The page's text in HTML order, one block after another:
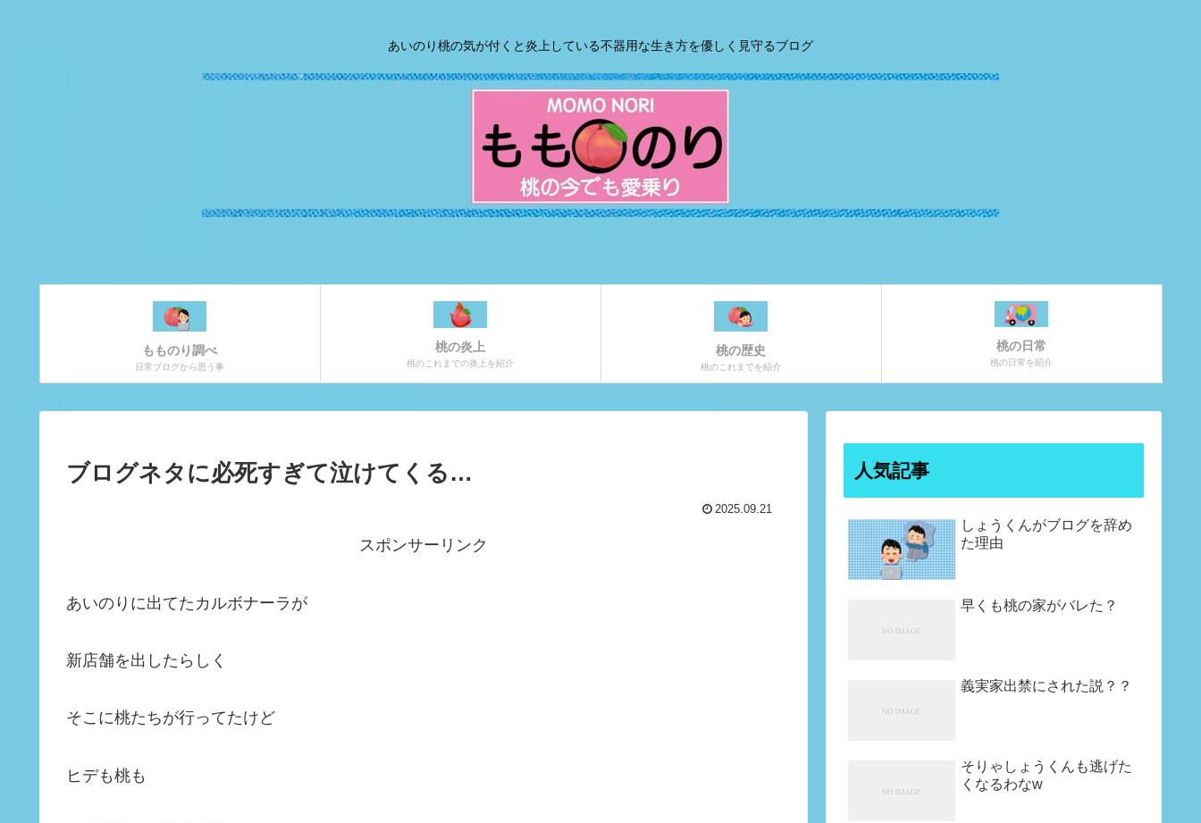
あいのり桃の気が付くと炎上している不器用な生き方を優しく見守るブログ
もものり調べ
日常ブログから思う事
桃の炎上
桃のこれまでの炎上を紹介
桃の歴史
桃のこれまでを紹介
桃の日常
桃の日常を紹介
ブログネタに必死すぎて泣けてくる…
2025.09.21
スポンサーリンク
あいのりに出てたカルボナーラが
新店舗を出したらしく
そこに桃たちが行ってたけど
ヒデも桃も
人気記事
しょうくんがブログを辞め
た理由
早くも桃の家がバレた？
義実家出禁にされた説？？
そりゃしょうくんも逃げた
くなるわなw